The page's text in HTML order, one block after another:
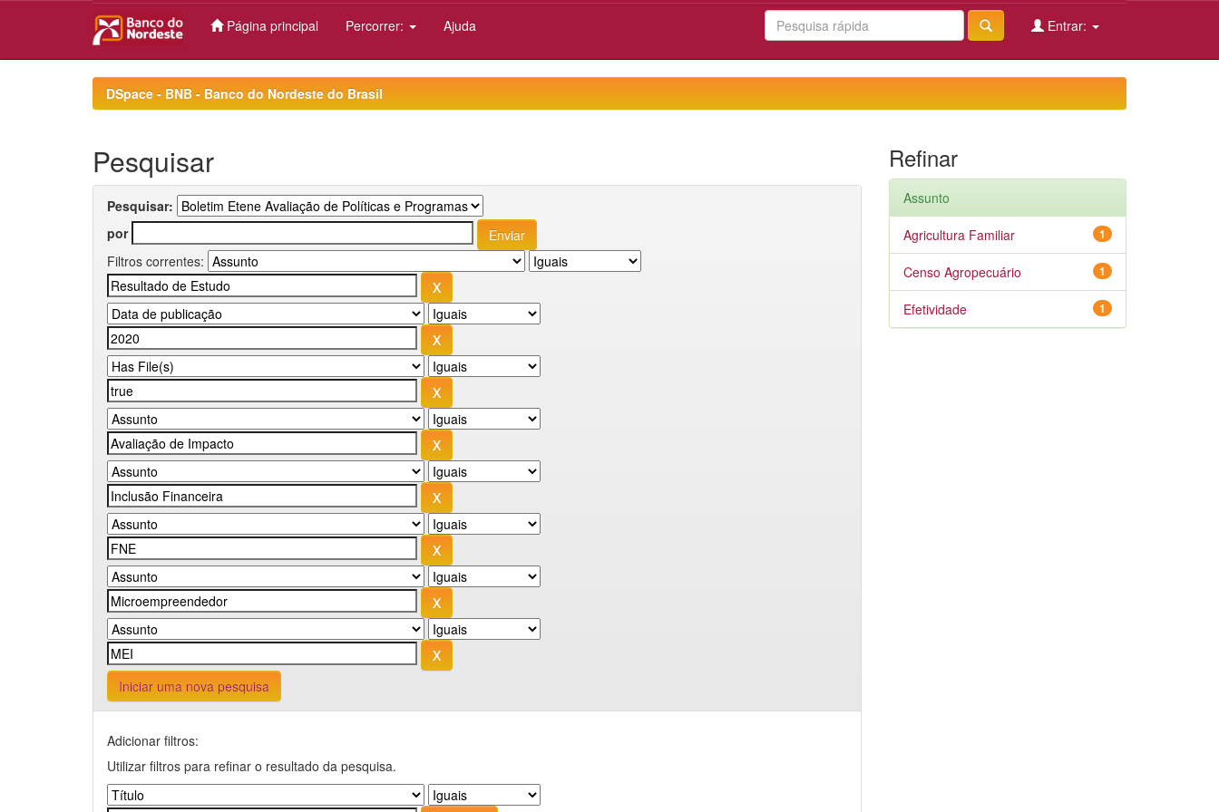
Página principal Percorrer: Ajuda Entrar:
DSpace - BNB - Banco do Nordeste do Brasil
Pesquisar
Pesquisar:
por
Filtros correntes:
Iniciar uma nova pesquisa
Adicionar filtros:
Utilizar filtros para refinar o resultado da pesquisa.
Refinar
Assunto
1
Agricultura Familiar
1
Censo Agropecuário
1
Efetividade